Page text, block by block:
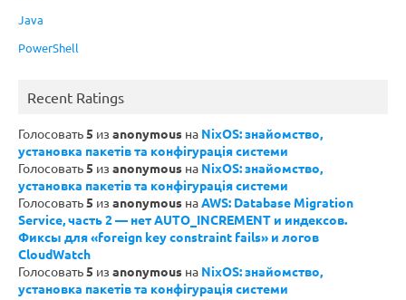
Java
PowerShell
Recent Ratings
Голосовать5 из anonymous на NixOS: знайомство,
установка пакетів та конфігурація системи
Голосовать5 из anonymous на NixOS: знайомство,
установка пакетів та конфігурація системи
Голосовать5 из anonymous наAWS: Database Migration
Service, часть 2 — нет AUTO_INCREMENT и индексов.
Фиксы для «foreign key constraint fails» и логов
CloudWatch
Голосовать5 из anonymous на NixOS: знайомство,
установка пакетів та конфігурація системи